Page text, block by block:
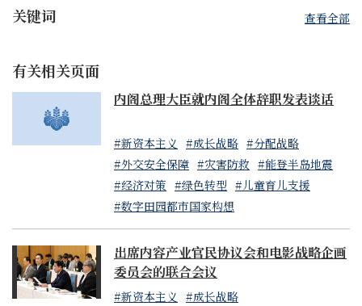
关键词 查看全部
有关相关页面
内阁总理大臣就内阁全体辞职发表谈话
#新资本主义 #成长战略 #分配战略
#外交安全保障 #灾害防救 #能登半岛地震
#经济对策 #绿色转型 #儿童育儿支援
#数字田园都市国家构想
出席内容产业官民协议会和电影战略企画
委员会的联合会议
#新资本主义 #成长战略